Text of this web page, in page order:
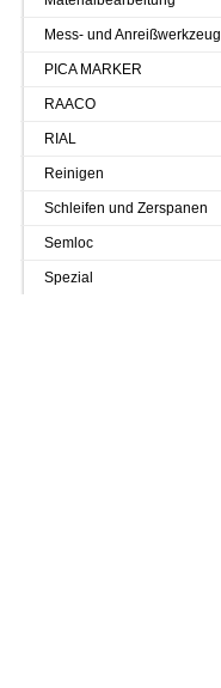
Mess- und Anreißwerkzeug
PICA MARKER
RAACO
RIAL
Reinigen
Schleifen und Zerspanen
Semloc
Spezial